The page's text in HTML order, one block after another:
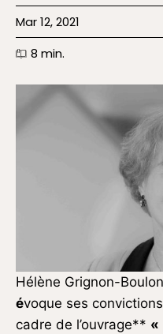
Mar 12, 2021
8 min.
Hélène Grignon-
évoque ses
cadre de l’ouvrage** «